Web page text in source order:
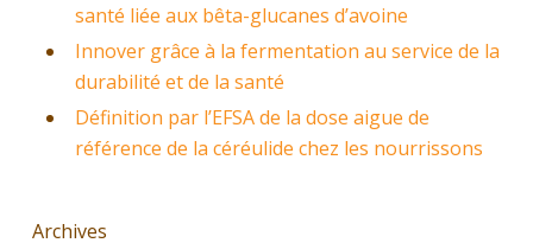
santé liée aux bêta-glucanes d’avoine
Innover grâce à la fermentation au service de la
durabilité et de la santé
Définition par l’EFSA de la dose aigue de
référence de la céréulide chez les nourrissons
Archives